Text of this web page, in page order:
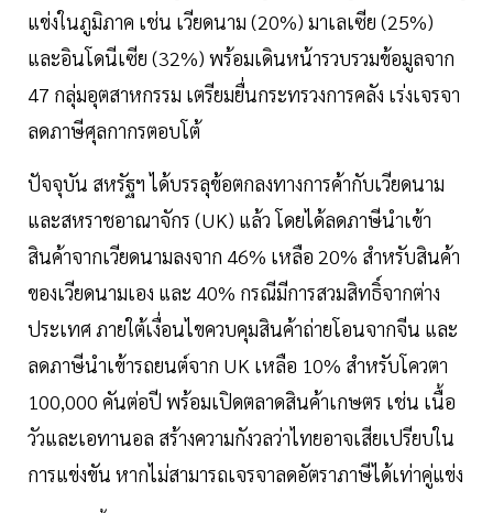
แข่งในภูมิภาค เช่น เวียดนาม (20%) มาเลเซีย (25%)
และอินโดนีเซีย (32%) พร้อมเดินหน้ารวบรวมข้อมูลจาก
47 กลุ่มอุตสาหกรรม เตรียมยื่นกระทรวงการคลัง เร่งเจรจา
ลดภาษีศุลกากรตอบโต้
ปัจจุบัน สหรัฐฯ ได้บรรลุข้อตกลงทางการค้ากับเวียดนาม
และสหราชอาณาจักร (UK) แล้ว โดยได้ลดภาษีนำเข้า
สินค้าจากเวียดนามลงจาก 46% เหลือ 20% สำหรับสินค้า
ของเวียดนามเอง และ 40% กรณีมีการสวมสิทธิ์จากต่าง
ประเทศ ภายใต้เงื่อนไขควบคุมสินค้าถ่ายโอนจากจีน และ
ลดภาษีนำเข้ารถยนต์จาก UK เหลือ 10% สำหรับโควตา
100,000 คันต่อปี พร้อมเปิดตลาดสินค้าเกษตร เช่น เนื้อ
วัวและเอทานอล สร้างความกังวลว่าไทยอาจเสียเปรียบใน
การแข่งขัน หากไม่สามารถเจรจาลดอัตราภาษีได้เท่าคู่แข่ง